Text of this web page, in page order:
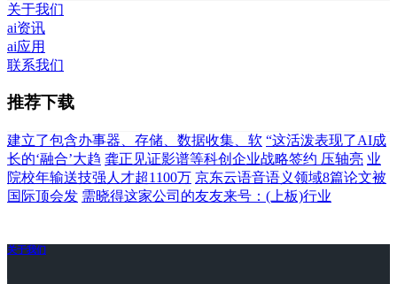
关于我们
ai资讯
ai应用
联系我们
推荐下载
建立了包含办事器、存储、数据收集、软 “这活泼表现了AI成
长的‘融合’大趋 龚正见证影谱等科创企业战略签约 压轴亮 业
院校年输送技强人才超1100万 京东云语音语义领域8篇论文被
国际顶会发 需晓得这家公司的友友来号：(上板)行业
关于我们